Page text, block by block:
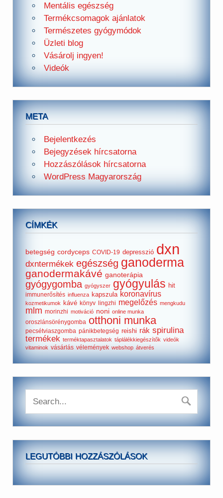
Mentális egészség
Termékcsomagok ajánlatok
Természetes gyógymódok
Üzleti blog
Vásárolj ingyen!
Videók
META
Bejelentkezés
Bejegyzések hírcsatorna
Hozzászólások hírcsatorna
WordPress Magyarország
CÍMKÉK
betegség cordyceps COVID-19 depresszió dxn
dxntermékek egészség ganoderma
ganodermakávé ganoterápia
gyógygomba gyógyszer gyógyulás hit
immunerősítés influenza kapszula koronavírus
kozmetikumok kávé könyv lingzhi megelőzés mengkudu
mlm morinzhi motiváció noni online munka
oroszlánsörénygomba otthoni munka
pecsétviaszgomba pánikbetegség reishi rák spirulina
termékek terméktapasztalatok táplálékkiegészítők videók
vitaminok vásárlás vélemények webshop átverés
LEGUTÓBBI HOZZÁSZÓLÁSOK